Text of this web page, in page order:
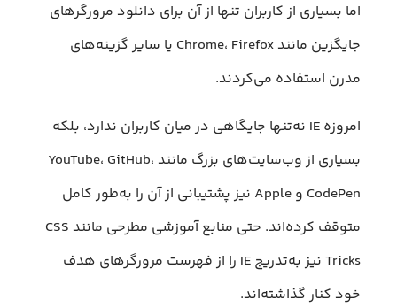
اما بسیاری از کاربران تنها از آن برای دانلود مرورگرهای
جایگزین مانند Chrome، Firefox یا سایر گزینه‌های
مدرن استفاده می‌کردند.
امروزه IE نه‌تنها جایگاهی در میان کاربران ندارد، بلکه
بسیاری از وب‌سایت‌های بزرگ مانند YouTube، GitHub،
CodePen و Apple نیز پشتیبانی از آن را به‌طور کامل
متوقف کرده‌اند. حتی منابع آموزشی مطرحی مانند CSS
Tricks نیز به‌تدریج IE را از فهرست مرورگرهای هدف
خود کنار گذاشته‌اند.